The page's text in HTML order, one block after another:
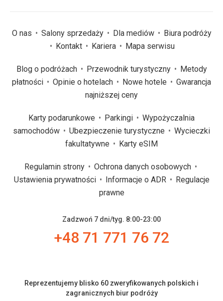
O nas Salony sprzedaży Dla mediów
Biura podróży
Kontakt
Kariera Mapa serwisu
Blog o podróżach Przewodnik turystyczny
Metody
płatności
Opinie o hotelach Nowe hotele
Gwarancja
najniższej ceny
Karty podarunkowe Parkingi
Wypożyczalnia
samochodów
Ubezpieczenie turystyczne
Wycieczki
fakultatywne
Karty eSIM
Regulamin strony
Ochrona danych osobowych
Ustawienia prywatności
Informacje o ADR
Regulacje
prawne
Zadzwoń 7 dni/tyg. 8:00-23:00
+48 71 771 76 72
Reprezentujemy blisko 60 zweryfikowanych polskich i
zagranicznych biur podróży